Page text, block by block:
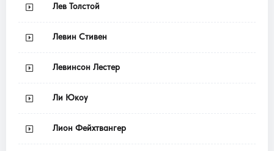
Лев Толстой
Левин Стивен
Левинсон Лестер
Ли Юкоу
Лион Фейхтвангер